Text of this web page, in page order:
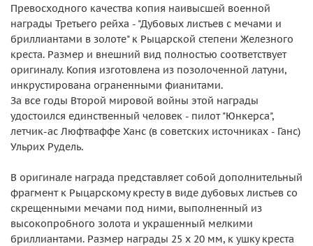
Превосходного качества копия наивысшей военной
награды Третьего рейха - "Дубовых листьев с мечами и
бриллиантами в золоте" к Рыцарской степени Железного
креста. Размер и внешний вид полностью соответствует
оригиналу. Копия изготовлена из позолоченной латуни,
инкрустирована ограненными фианитами.
За все годы Второй мировой войны этой награды
удостоился единственный человек - пилот "Юнкерса",
летчик-ас Люфтваффе Ханс (в советских источниках - Ганс)
Ульрих Рудель.
В оригинале награда представляет собой дополнительный
фрагмент к Рыцарскому кресту в виде дубовых листьев со
скрещенными мечами под ними, выполненный из
высокопробного золота и украшенный мелкими
бриллиантами. Размер награды 25 х 20 мм, к ушку креста